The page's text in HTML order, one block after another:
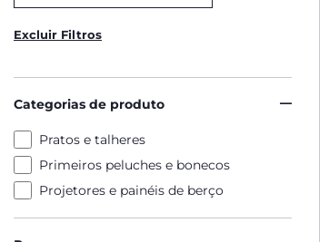
Excluir Filtros
Categorias de produto
Pratos e talheres
Primeiros peluches e bonecos
Projetores e painéis de berço